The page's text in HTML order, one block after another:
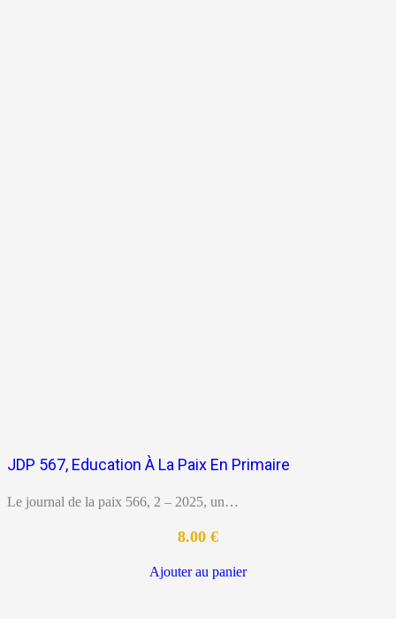
JDP 567, Education À La Paix En Primaire
Le journal de la paix 566, 2 – 2025, un…
8.00 €
Ajouter au panier